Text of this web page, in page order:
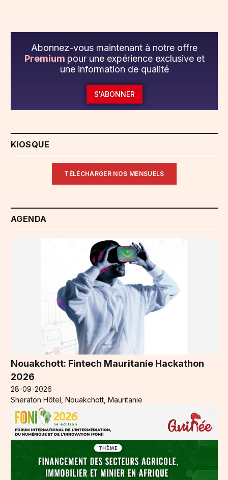
Abonnez-vous maintenant à notre offre
Premium pour une expérience exclusive et
une information de qualité
S'ABONNER
KIOSQUE
TÉLÉCHARGER NOS MENSUELS
AGENDA
Nouakchott: Fintech Mauritanie Hackathon
2026
28-09-2026
Sheraton Hôtel, Nouakchott, Mauritanie